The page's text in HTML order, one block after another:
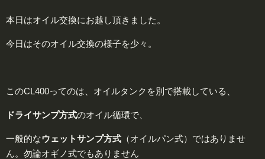
本日はオイル交換にお越し頂きました。
今日はそのオイル交換の様子を少々。
このCL400ってのは、オイルタンクを別で搭載している、
ドライサンプ方式のオイル循環で、
一般的なウェットサンプ方式 （オイルパン式）ではありませ
ん。 勿論オギノ式でもありません